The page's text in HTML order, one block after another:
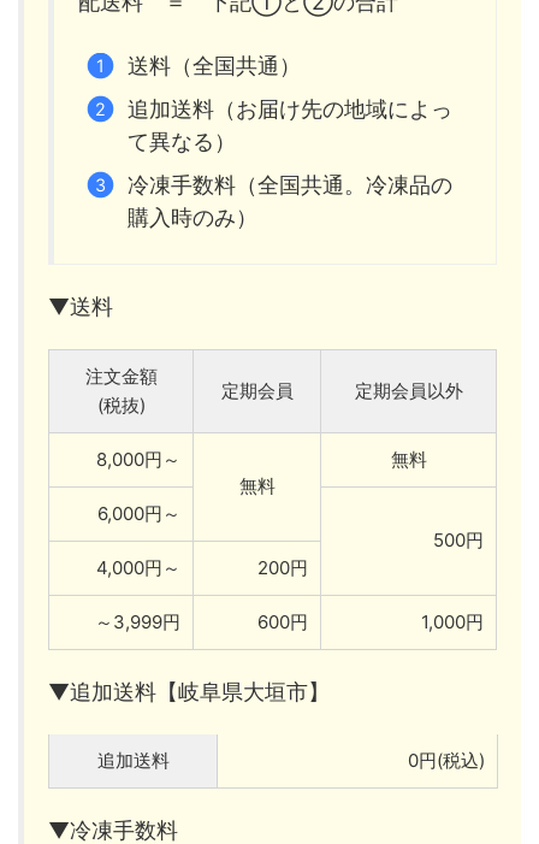
送料（全国共通）
追加送料（お届け先の地域によっ
て異なる）
冷凍手数料（全国共通。冷凍品の
購入時のみ）
▼送料
注文金額
(税抜)
定期会員 定期会員以外
8,000円～
無料
無料
6,000円～
500円
4,000円～
200円
～3,999円 600円 1,000円
▼追加送料【岐阜県大垣市】
追加送料 0円(税込)
▼冷凍手数料